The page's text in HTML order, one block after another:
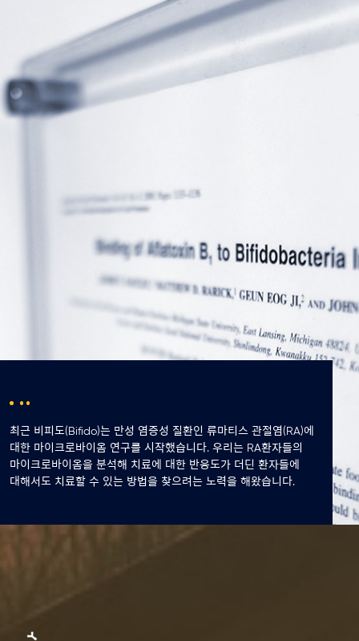
최근 비피도(Bifido)는 만성 염증성 질환인 류마티스 관절염(RA)에
대한 마이크로바이옴 연구를 시작했습니다. 우리는 RA환자들의
마이크로바이옴을 분석해 치료에 대한 반응도가 더딘 환자들에
대해서도 치료할 수 있는 방법을 찾으려는 노력을 해왔습니다.